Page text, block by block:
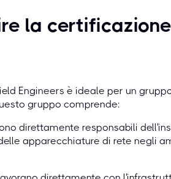
la
Engineers è ideale per un
gruppo comprende:
direttamente responsabili
apparecchiature di rete negli